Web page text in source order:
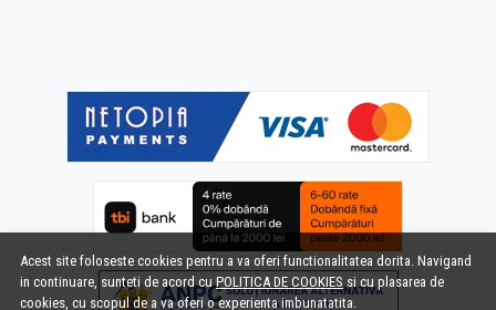
Acest site foloseste cookies pentru a va oferi functionalitatea dorita. Navigand
in continuare, sunteti de acord cuPOLITICA DE COOKIES si cu plasarea de
cookies, cu scopul de a va oferi o experienta imbunatatita.